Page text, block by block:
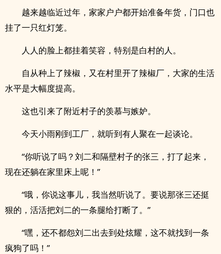
越来越临近过年，家家户户都开始准备年货，门口也
挂了一只红灯笼。
人人的脸上都挂着笑容，特别是白村的人。
自从种上了辣椒，又在村里开了辣椒厂，大家的生活
水平是大幅度提高。
这也引来了附近村子的羡慕与嫉妒。
今天小雨刚到工厂，就听到有人聚在一起谈论。
“你听说了吗？刘二和隔壁村子的张三，打了起来，
现在还躺在家里床上呢！”
“哦，你说这事儿，我当然听说了。要说那张三还挺
狠的，活活把刘二的一条腿给打断了。”
“嘿，还不都怨刘二出去到处炫耀，这不就找到一条
疯狗了吗！”